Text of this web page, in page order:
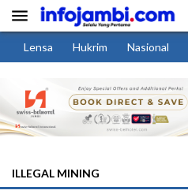

Lensa Hukrim Nasional
ILLEGAL MINING